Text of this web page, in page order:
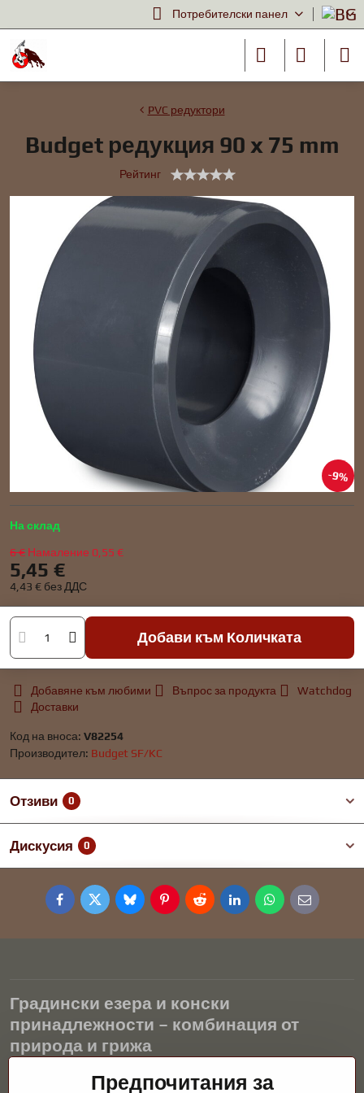
Потребителски панел
9%
PVC редуктори
Budget редукция 90 x 75 mm
Рейтинг
На склад
6 € Намаление 0,55 €
5,45 €
4,43 € без ДДС
Добави към Количката
Добавяне към любими Въпрос за продукта
Watchdog
Доставки
Код на вноса: V82254
Производител: Budget SF/KC
Отзиви 0
Дискусия 0
FacebookTwitterBlueskyPinterestRedditLinkedInWhatsApp
E-
mail
Градински езера и конски
принадлежности – комбинация от
природа и грижа
Градинските езера са красиво допълнение към всеки екстериор
Предпочитания за